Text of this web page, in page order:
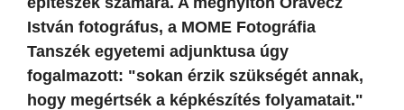
István fotográfus, a MOME Fotográfia
Tanszék egyetemi adjunktusa úgy
fogalmazott: "sokan érzik szükségét annak,
hogy megértsék a képkészítés folyamatait."